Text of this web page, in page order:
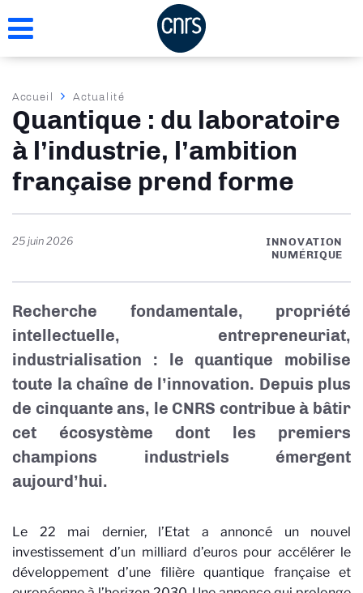
au
Fil
d'Ariane
Accueil Actualité
Quantique : du laboratoire
à l’industrie, l’ambition
française prend forme
25 juin 2026
INNOVATION
NUMÉRIQUE
Recherche fondamentale, propriété
intellectuelle, entrepreneuriat,
industrialisation : le quantique mobilise
toute la chaîne de l’innovation. Depuis plus
de cinquante ans, le CNRS contribue à bâtir
cet écosystème dont les premiers
champions industriels émergent
aujourd’hui.
Le 22 mai dernier, l’Etat a annoncé un nouvel
investissement d’un milliard d’euros pour accélérer le
développement d’une filière quantique française et